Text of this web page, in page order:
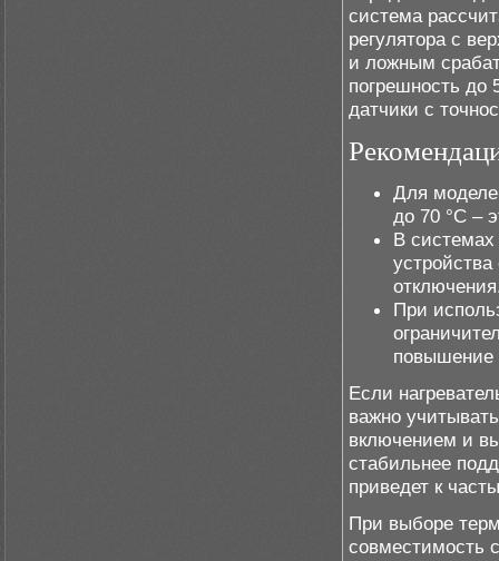
система
регулятора с
и ложным
погрешность до
датчики с
Для
до 70 °C –
В
При
повышение
Если
важно
включением и
стабильнее
приведет к
При выборе
совместимость